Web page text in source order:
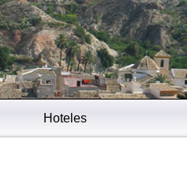
Hoteles